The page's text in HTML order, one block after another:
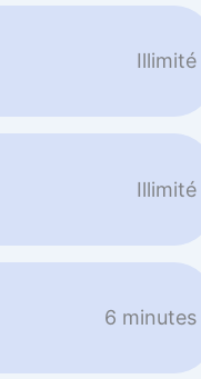
Illimité
Illimité
6 minutes